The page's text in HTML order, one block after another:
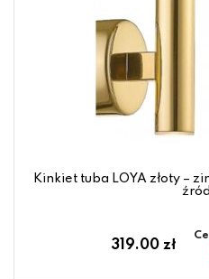
Kinkiet tuba LOYA złoty –
319.00 zł